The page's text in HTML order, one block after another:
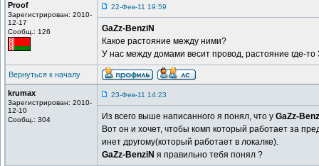
Proof
Зарегистрирован: 2010-
12-17
Сообщ.: 126
22-Фев-11 19:59
GaZz-BenziN
Какое растояние между ними?
У нас между домами весит провод, растояние где-то
Вернуться к началу
krumax
Зарегистрирован: 2010-
12-10
Сообщ.: 304
23-Фев-11 14:23
Из всего выше написанного я понял, что у GaZz-
Вот он и хочет, чтобы комп который работает за
инет другому(который работает в локалке).
GaZz-BenziN я правильно тебя понял ?